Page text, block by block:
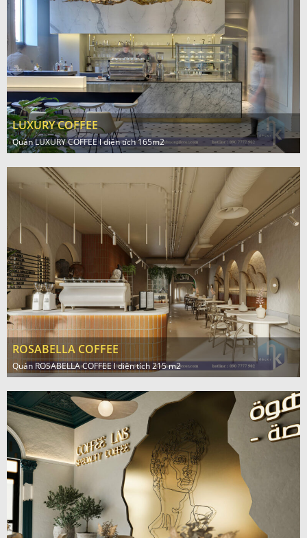
LUXURY COFFEE
Quán LUXURY COFFEE l diện tích 165m2
ROSABELLA COFFEE
Quán ROSABELLA COFFEE l diện tích 215 m2